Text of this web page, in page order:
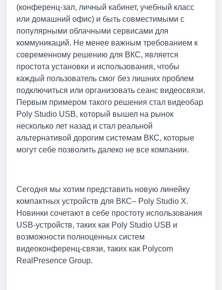
(конференц-зал, личный кабинет, учебный класс
или домашний офис) и быть совместимыми с
популярными облачными сервисами для
коммуникаций. Не менее важным требованием к
современному решению для ВКС, является
простота установки и использования, чтобы
каждый пользователь смог без лишних проблем
подключиться или организовать сеанс видеосвязи.
Первым примером такого решения стал видеобар
Poly Studio USB, который вышел на рынок
несколько лет назад и стал реальной
альтернативой дорогим системам ВКС, которые
могут себе позволить далеко не все компании.
Сегодня мы хотим представить новую линейку
компактных устройств для ВКС– Poly Studio X.
Новинки сочетают в себе простоту использования
USB-устройств, таких как Poly Studio USB и
возможности полноценных систем
видеоконференц-связи, таких как Polycom
RealPresence Group.